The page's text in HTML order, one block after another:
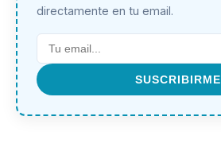
directamente en tu email.
SUSCRIBIRME